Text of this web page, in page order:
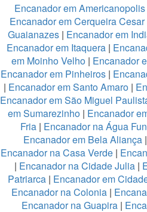
Encanador em Americanopolis
Encanador em Cerqueira Cesar
Guaianazes | Encanador em
Encanador em Itaquera|
em Moinho Velho | Encanador
Encanador em Pinheiros |
| Encanador em Santo Amaro|
Encanador em São Miguel
em Sumarezinho| Encanador
Fria| Encanador na Água
Encanador em Bela Aliança |
Encanador na Casa Verde|
| Encanador na Cidade Julia |
Patriarca| Encanador em
Encanador na Colonia |
Encanador na Guapira |